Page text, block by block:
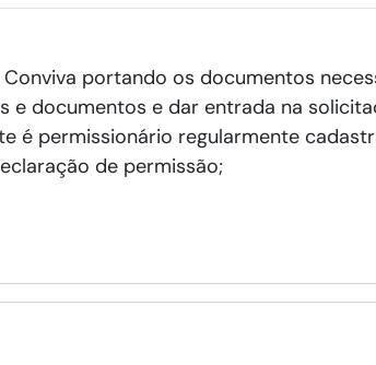
portando os documentos
e documentos e dar entrada na
é permissionário regularmente
de permissão;